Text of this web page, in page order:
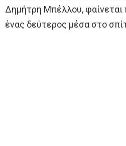
Δημήτρη Μπέλλου, φαίνεται
ένας δεύτερος μέσα στο